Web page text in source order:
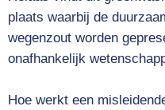
plaats waarbij de
wegenzout worden
onafhankelijk
Hoe werkt een